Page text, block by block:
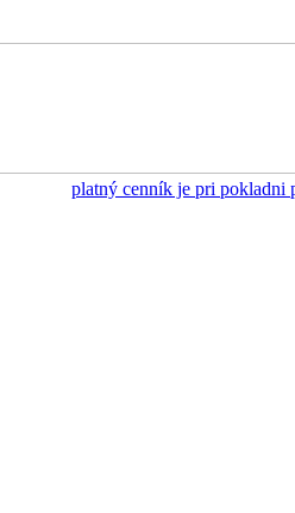
platný cenník je pri pokladni